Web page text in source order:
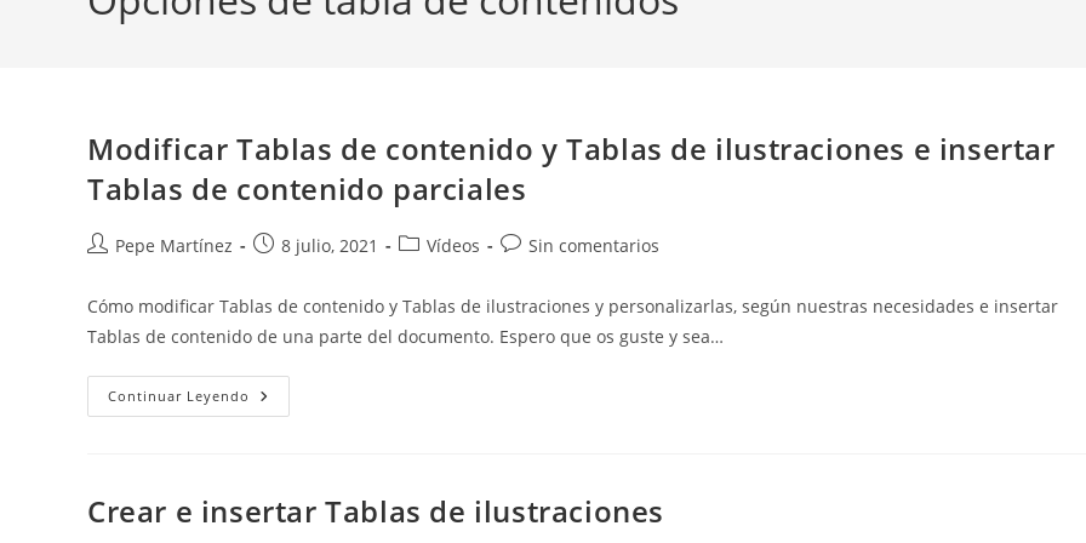
Modificar Tablas de contenido y Tablas de ilustraciones e insertar
Tablas de contenido parciales
Autor
la
entrada:
Pepe Martínez
Publicación
la
entrada:
8 julio, 2021
Categoría
la
entrada:
Vídeos
Comentarios
entrada:
Sin comentarios
Cómo modificar Tablas de contenido y Tablas de ilustraciones y personalizarlas, según nuestras necesidades e insertar
Tablas de contenido de una parte del documento. Espero que os guste y sea…
Continuar Leyendo Modificar
Tablas
Ilustraciones
Crear e insertar Tablas de ilustraciones